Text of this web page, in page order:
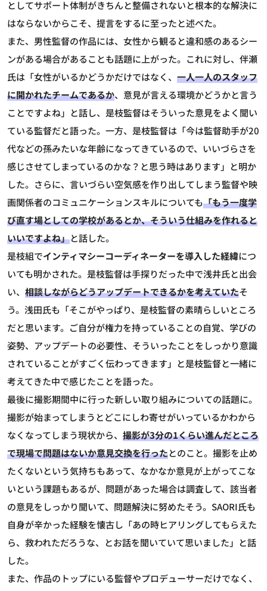
としてサポート体制がきちんと整備されないと根本的な解決に
はならないからこそ、提言をするに至ったと述べた。
また、男性監督の作品には、女性から観ると違和感のあるシー
ンがある場合があることも話題に上がった。これに対し、伴瀬
氏は「女性がいるかどうかだけではなく、 一人一人のスタッフ
に開かれたチームであるか、意見が言える環境かどうかと言う
ことですよね」と話し、是枝監督はそういった意見をよく聞い
ている監督だと語った。一方、是枝監督は「今は監督助手が20
代などの孫みたいな年齢になってきているので、いいづらさを
感じさせてしまっているのかな？と思う時はあります」と明か
した。さらに、言いづらい空気感を作り出してしまう監督や映
画関係者のコミュニケーションスキルについても「もう一度学
び直す場としての学校があるとか、そういう仕組みを作れると
いいですよね」と話した。
是枝組でインティマシーコーディネーターを導入した経緯につ
いても明かされた。是枝監督は手探りだった中で浅井氏と出会
い、 相談しながらどうアップデートできるかを考えていたそ
う。浅田氏も「そこがやっぱり、是枝監督の素晴らしいところ
だと思います。ご自分が権力を持っていることの自覚、学びの
姿勢、アップデートの必要性、そういったことをしっかり意識
されていることがすごく伝わってきます」と是枝監督と一緒に
考えてきた中で感じたことを語った。
最後に撮影期間中に行った新しい取り組みについての話題に。
撮影が始まってしまうとどこにしわ寄せがいっているかわから
なくなってしまう現状から、 撮影が3分の1くらい進んだところ
で現場で問題はないか意見交換を行ったとのこと。撮影を止め
たくないという気持ちもあって、なかなか意見が上がってこな
いという課題もあるが、問題があった場合は調査して、該当者
の意見をしっかり聞いて、問題解決に努めたそう。SAORI氏も
自身が辛かった経験を懐古し「あの時ヒアリングしてもらえた
ら、救われただろうな、とお話を聞いていて思いました」と話
した。
また、作品のトップにいる監督やプロデューサーだけでなく、